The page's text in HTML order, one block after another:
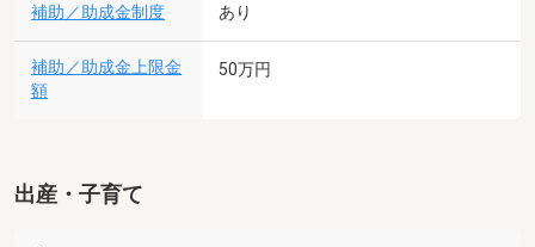
補助／助成金制度 あり
補助／助成金上限金
額
50万円
出産・子育て